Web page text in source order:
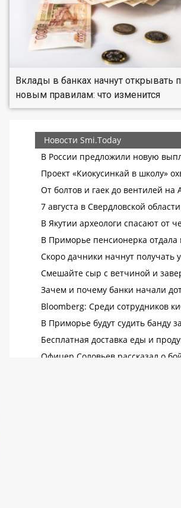
Вклады в банках начнут открывать
новым правилам: что изменится